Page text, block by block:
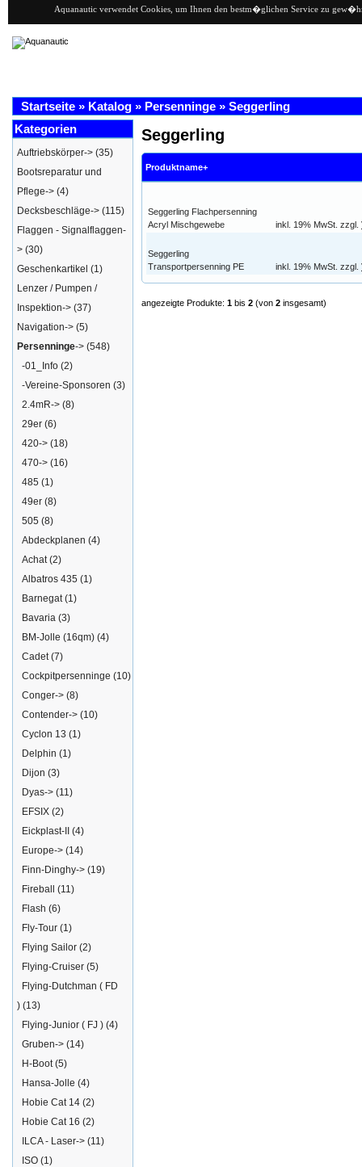
Aquanautic verwendet Cookies, um Ihnen den bestm�glichen Service zu
Startseite » Katalog » Persenninge » Seggerling
Seggerling
Produktname+
Seggerling Flachpersenning
Acryl Mischgewebe
inkl. 19% MwSt. zzgl.
Seggerling
Transportpersenning PE
inkl. 19% MwSt. zzgl.
angezeigte Produkte: 1 bis 2 (von 2 insgesamt)
Kategorien
Auftriebskörper-> (35)
Bootsreparatur und
Pflege-> (4)
Decksbeschläge-> (115)
Flaggen - Signalflaggen-
> (30)
Geschenkartikel (1)
Lenzer / Pumpen /
Inspektion-> (37)
Navigation-> (5)
Persenninge-> (548)
-01_Info (2)
-Vereine-Sponsoren (3)
2.4mR-> (8)
29er (6)
420-> (18)
470-> (16)
485 (1)
49er (8)
505 (8)
Abdeckplanen (4)
Achat(2)
Albatros 435 (1)
Barnegat(1)
Bavaria (3)
BM-Jolle (16qm) (4)
Cadet(7)
Cockpitpersenninge (10)
Conger-> (8)
Contender-> (10)
Cyclon 13 (1)
Delphin (1)
Dijon (3)
Dyas-> (11)
EFSIX (2)
Eickplast-II
(4)
Europe-> (14)
Finn-Dinghy-> (19)
Fireball
(11)
Flash (6)
Fly-Tour (1)
Flying Sailor (2)
Flying-Cruiser (5)
Flying-Dutchman ( FD
) (13)
Flying-Junior ( FJ ) (4)
Gruben-> (14)
H-Boot(5)
Hansa-Jolle (4)
Hobie Cat 14 (2)
Hobie Cat 16 (2)
ILCA - Laser-> (11)
ISO (1)